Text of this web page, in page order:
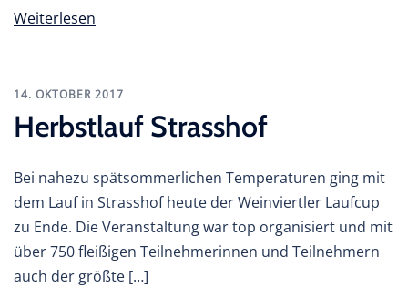
Weiterlesen
14. OKTOBER 2017
Herbstlauf Strasshof
Bei nahezu spätsommerlichen Temperaturen ging mit
dem Lauf in Strasshof heute der Weinviertler Laufcup
zu Ende. Die Veranstaltung war top organisiert und mit
über 750 fleißigen Teilnehmerinnen und Teilnehmern
auch der größte […]